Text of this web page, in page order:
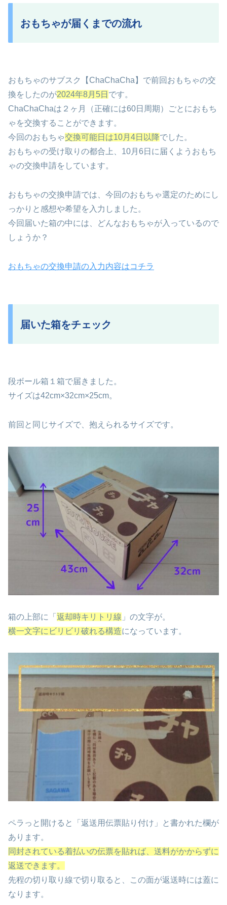
おもちゃが届くまでの流れ
おもちゃのサブスク【ChaChaCha】で前回おもちゃの交
換をしたのが2024年8月5日 です。
ChaChaChaは２ヶ月（正確には60日周期）ごとにおもち
ゃを交換することができます。
今回のおもちゃ交換可能日は10月4日以降でした。
おもちゃの受け取りの都合上、10月6日に届くようおもち
ゃの交換申請をしています。
おもちゃの交換申請では、今回のおもちゃ選定のためにし
っかりと感想や希望を入力しました。
今回届いた箱の中には、どんなおもちゃが入っているので
しょうか？
おもちゃの交換申請の入力内容はコチラ
届いた箱をチェック
段ボール箱１箱で届きました。
サイズは42cm×32cm×25cm。
前回と同じサイズで、抱えられるサイズです。
箱の上部に「 返却時キリトリ線 」の文字が。
横一文字にビリビリ破れる構造になっています。
ペラっと開けると「返送用伝票貼り付け」と書かれた欄が
あります。
同封されている着払いの伝票を貼れば、送料がかからずに
返送できます。
先程の切り取り線で切り取ると、この面が返送時には蓋に
なります。